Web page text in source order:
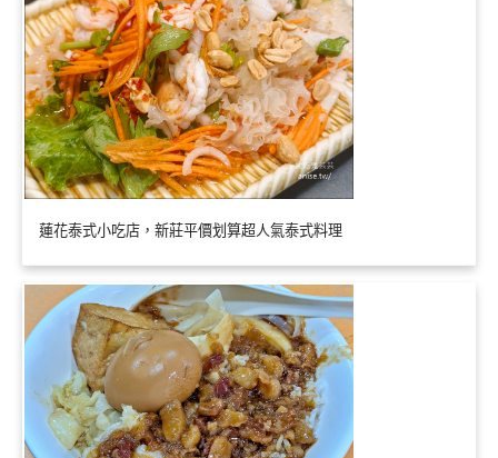
蓮花泰式小吃店，新莊平價划算超人氣泰式料理